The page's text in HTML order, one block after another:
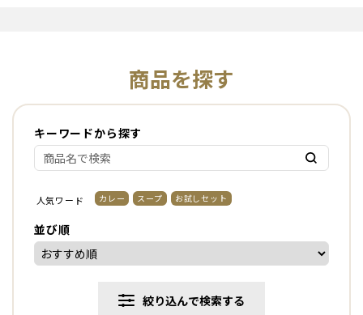
商品を探す
キーワードから探す
並び順
人気ワード カレー スープ お試しセット
絞り込んで検索する